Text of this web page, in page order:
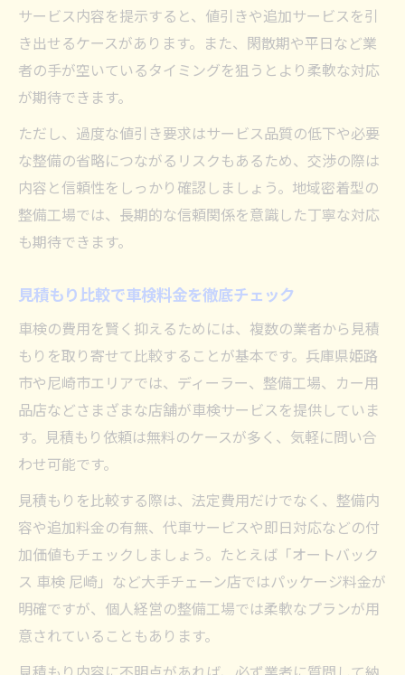
サービス内容を提示すると、値引きや追加サービスを引
き出せるケースがあります。また、閑散期や平日など業
者の手が空いているタイミングを狙うとより柔軟な対応
が期待できます。
ただし、過度な値引き要求はサービス品質の低下や必要
な整備の省略につながるリスクもあるため、交渉の際は
内容と信頼性をしっかり確認しましょう。地域密着型の
整備工場では、長期的な信頼関係を意識した丁寧な対応
も期待できます。
見積もり比較で車検料金を徹底チェック
車検の費用を賢く抑えるためには、複数の業者から見積
もりを取り寄せて比較することが基本です。兵庫県姫路
市や尼崎市エリアでは、ディーラー、整備工場、カー用
品店などさまざまな店舗が車検サービスを提供していま
す。見積もり依頼は無料のケースが多く、気軽に問い合
わせ可能です。
見積もりを比較する際は、法定費用だけでなく、整備内
容や追加料金の有無、代車サービスや即日対応などの付
加価値もチェックしましょう。たとえば「オートバック
ス 車検 尼崎」など大手チェーン店ではパッケージ料金が
明確ですが、個人経営の整備工場では柔軟なプランが用
意されていることもあります。